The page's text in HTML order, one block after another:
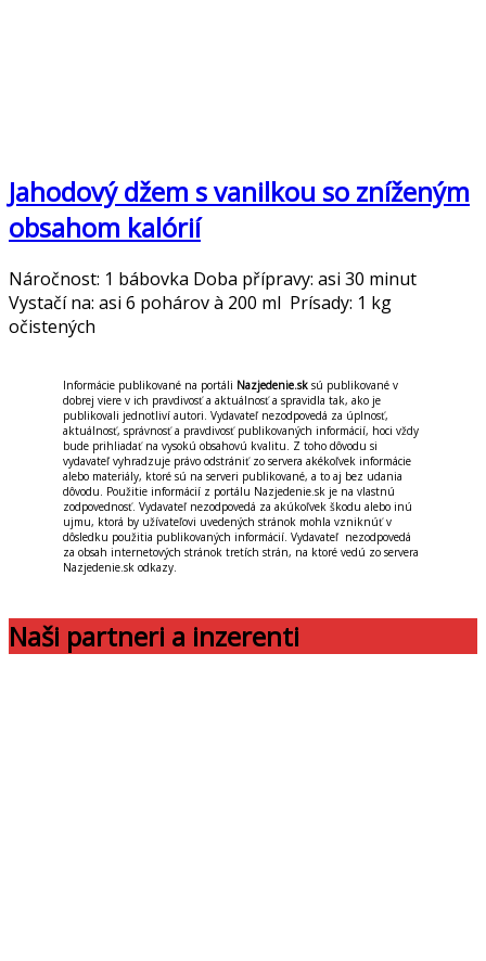
Jahodový džem s vanilkou so zníženým
obsahom kalórií
Náročnost: 1 bábovka Doba přípravy: asi 30 minut
Vystačí na: asi 6 pohárov à 200 ml Prísady: 1 kg
očistených
Informácie publikované na portáli Nazjedenie.sk sú publikované v
dobrej viere v ich pravdivosť a aktuálnosť a spravidla tak, ako je
publikovali jednotliví autori. Vydavateľ nezodpovedá za úplnosť,
aktuálnosť, správnosť a pravdivosť publikovaných informácií, hoci vždy
bude prihliadať na vysokú obsahovú kvalitu. Z toho dôvodu si
vydavateľ vyhradzuje právo odstrániť zo servera akékoľvek informácie
alebo materiály, ktoré sú na serveri publikované, a to aj bez udania
dôvodu. Použitie informácií z portálu Nazjedenie.sk je na vlastnú
zodpovednosť. Vydavateľ nezodpovedá za akúkoľvek škodu alebo inú
ujmu, ktorá by užívateľovi uvedených stránok mohla vzniknúť v
dôsledku použitia publikovaných informácií. Vydavateľ nezodpovedá
za obsah internetových stránok tretích strán, na ktoré vedú zo servera
Nazjedenie.sk odkazy.
Naši partneri a inzerenti